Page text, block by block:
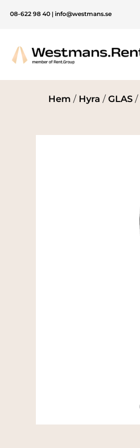
08-622 98 40 | info@westmans.se
Hem / Hyra /GLAS /